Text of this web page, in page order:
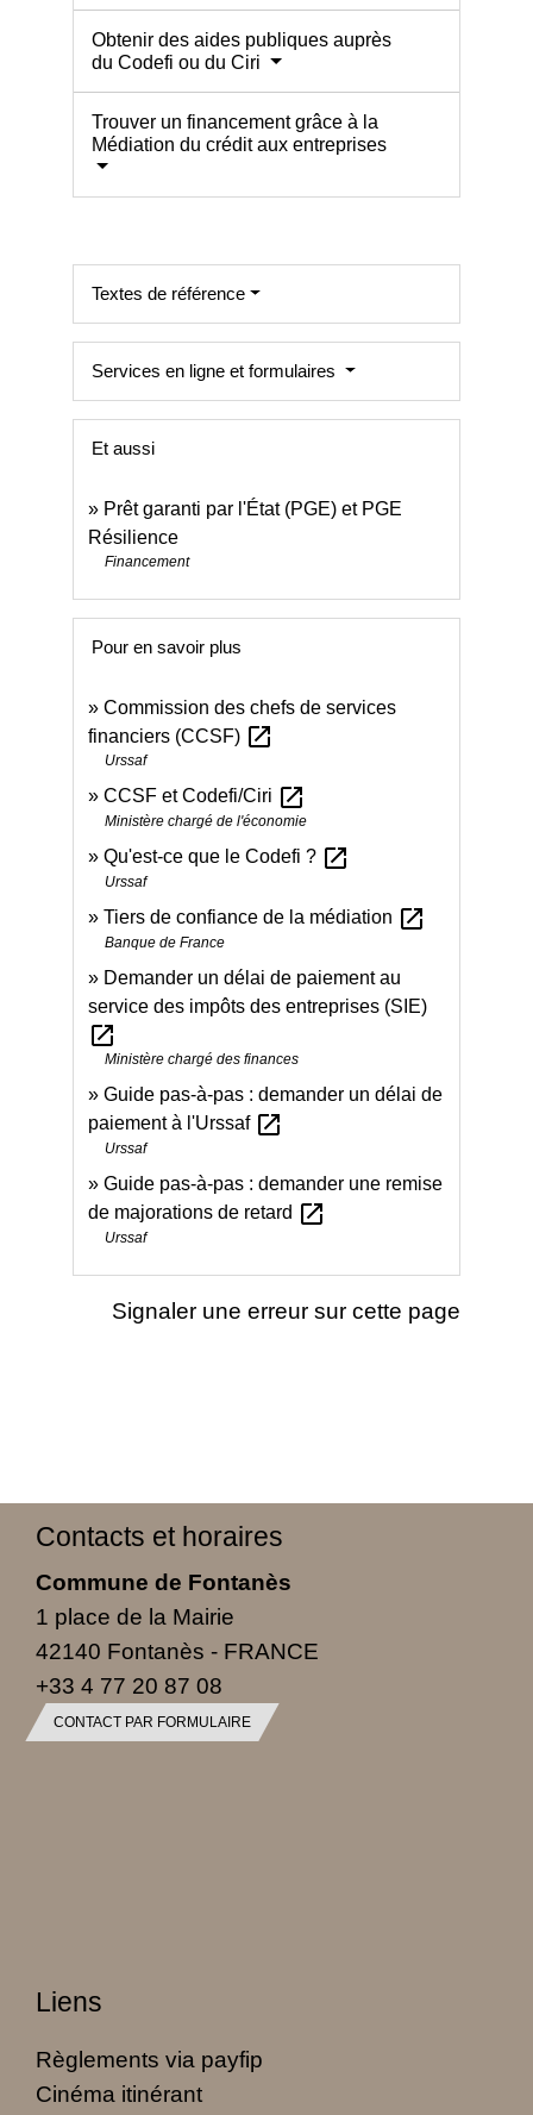
Obtenir des aides publiques auprès
du Codefi ou du Ciri
Trouver un financement grâce à la
Médiation du crédit aux entreprises
Textes de référence
Services en ligne et formulaires
Et aussi
Prêt garanti par l'État (PGE) et PGE
Résilience
Financement
Pour en savoir plus
Commission des chefs de services
financiers (CCSF) open_in_new
Urssaf
CCSF et Codefi/Ciri open_in_new
Ministère chargé de l'économie
Qu'est-ce que le Codefi ? open_in_new
Urssaf
Tiers de confiance de la médiation open_in_new
Banque de France
Demander un délai de paiement au
service des impôts des entreprises (SIE)
open_in_new
Ministère chargé des finances
Guide pas-à-pas : demander un délai de
paiement à l'Urssaf open_in_new
Urssaf
Guide pas-à-pas : demander une remise
de majorations de retard open_in_new
Urssaf
Signaler une erreur sur cette page
Contacts et horaires
Commune de Fontanès
1 place de la Mairie
42140 Fontanès - FRANCE
+33 4 77 20 87 08
CONTACT PAR FORMULAIRE
Liens
Règlements via payfip
Cinéma itinérant